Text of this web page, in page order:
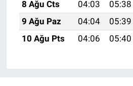
8 Ağu Cts
04:03 05:38
9 Ağu Paz
04:04 05:39
10 Ağu Pts
04:06 05:40